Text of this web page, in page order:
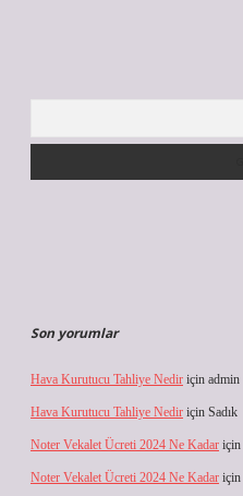
Son yorumlar
Hava Kurutucu Tahliye Nedir için admin
Hava Kurutucu Tahliye Nedir için Sadık
Noter Vekalet Ücreti 2024 Ne Kadar için
Noter Vekalet Ücreti 2024 Ne Kadar için